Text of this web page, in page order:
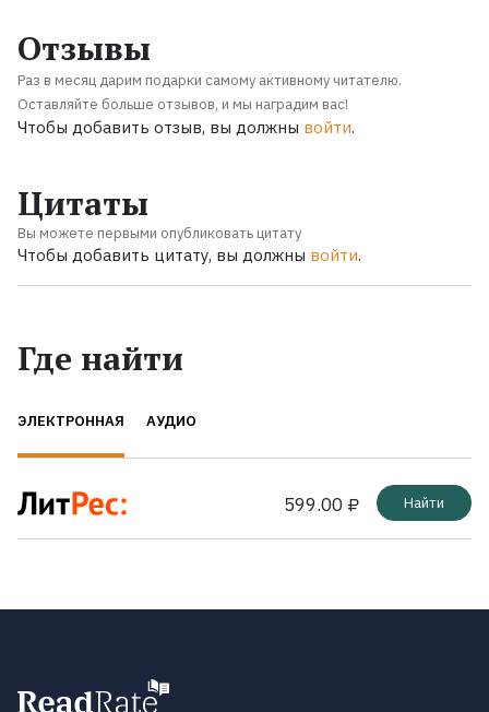
Отзывы
Раз в месяц дарим подарки самому активному читателю.
Оставляйте больше отзывов, и мы наградим вас!
Чтобы добавить отзыв, вы должны войти.
Цитаты
Вы можете первыми опубликовать цитату
Чтобы добавить цитату, вы должны войти.
Где найти
ЭЛЕКТРОННАЯ АУДИО
599.00 ₽ Найти